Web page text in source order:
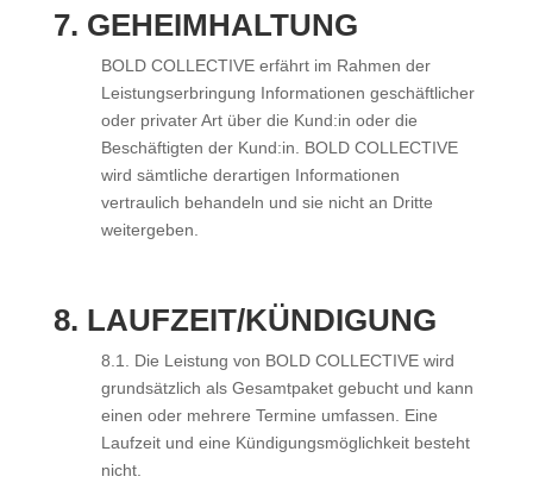
7. GEHEIMHALTUNG
BOLD COLLECTIVE erfährt im Rahmen der
Leistungserbringung Informationen geschäftlicher
oder privater Art über die Kund:in oder die
Beschäftigten der Kund:in. BOLD COLLECTIVE
wird sämtliche derartigen Informationen
vertraulich behandeln und sie nicht an Dritte
weitergeben.
8. LAUFZEIT/KÜNDIGUNG
8.1. Die Leistung von BOLD COLLECTIVE wird
grundsätzlich als Gesamtpaket gebucht und kann
einen oder mehrere Termine umfassen. Eine
Laufzeit und eine Kündigungsmöglichkeit besteht
nicht.